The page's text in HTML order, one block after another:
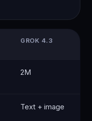
GROK 4.3
2M
Text + image